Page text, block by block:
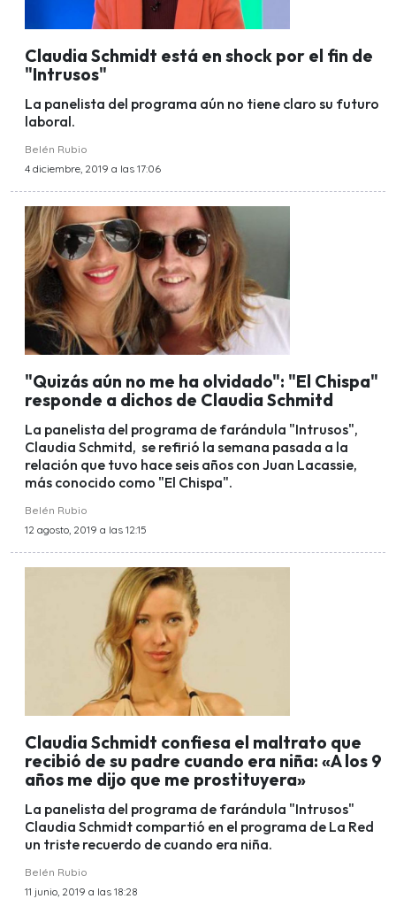
Claudia Schmidt está en shock por el fin de
"Intrusos"
La panelista del programa aún no tiene claro su futuro
laboral.
Belén Rubio
4 diciembre, 2019 a las 17:06
"Quizás aún no me ha olvidado": "El Chispa"
responde a dichos de Claudia Schmitd
La panelista del programa de farándula "Intrusos",
Claudia Schmitd, se refirió la semana pasada a la
relación que tuvo hace seis años con Juan Lacassie,
más conocido como "El Chispa".
Belén Rubio
12 agosto, 2019 a las 12:15
Claudia Schmidt confiesa el maltrato que
recibió de su padre cuando era niña: «A los 9
años me dijo que me prostituyera»
La panelista del programa de farándula "Intrusos"
Claudia Schmidt compartió en el programa de La Red
un triste recuerdo de cuando era niña.
Belén Rubio
11 junio, 2019 a las 18:28